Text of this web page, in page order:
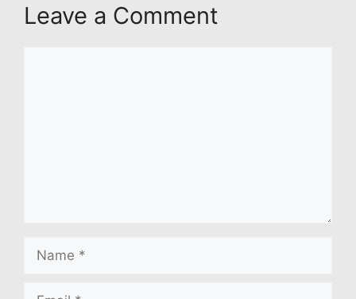
Leave a Comment